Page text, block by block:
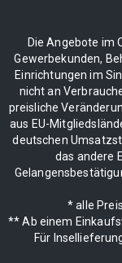
Die Angebote im
Gewerbekunden,
Einrichtungen im
nicht an
preisliche
aus EU-
deutschen
das andere
* alle
** Ab einem
Für